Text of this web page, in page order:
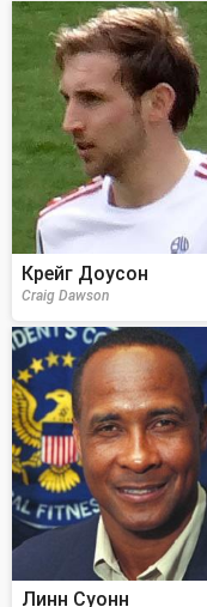
Крейг Доусон
Craig Dawson
Линн Суонн